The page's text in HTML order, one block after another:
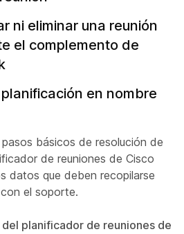
ni eliminar una reunión
el complemento de
en nombre
básicos de resolución de
de reuniones de Cisco
datos que deben recopilarse
el soporte.
planificador de reuniones de